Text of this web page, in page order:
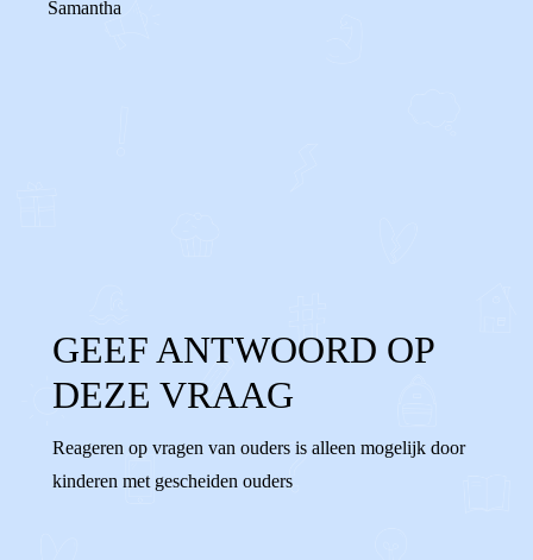
Samantha
GEEF ANTWOORD OP
DEZE VRAAG
Reageren op vragen van ouders is alleen mogelijk door
kinderen met gescheiden ouders